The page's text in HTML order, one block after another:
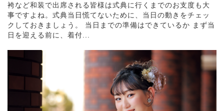
袴など和装で出席される皆様は式典に行くまでのお支度も大
事ですよね。式典当日慌てないために、当日の動きをチェッ
クしておきましょう。 当日までの準備はできているか まず当
日を迎える前に、着付...